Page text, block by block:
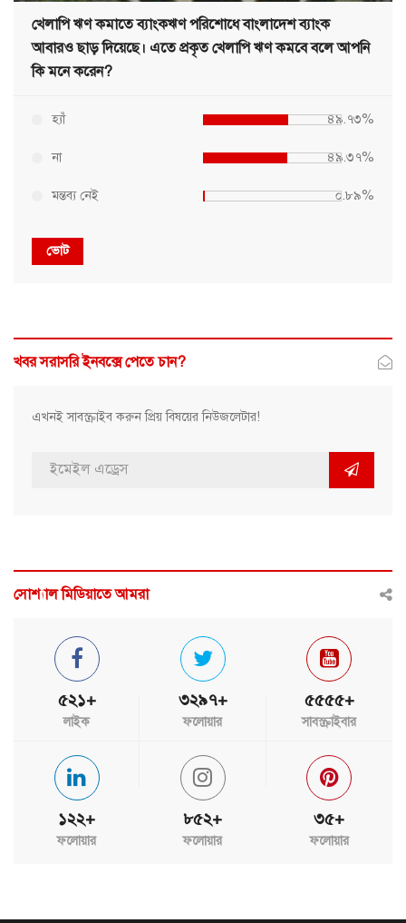
খেলাপি ঋণ কমাতে ব্যাংকঋণ পরিশোধে বাংলাদেশ ব্যাংক
আবারও ছাড় দিয়েছে। এতে প্রকৃত খেলাপি ঋণ কমবে বলে আপনি
কি মনে করেন?
হ্যাঁ ৪৯.৭৩%
না ৪৯.৩৭%
মন্তব্য নেই ০.৮৯%
ভোট
খবর সরাসরি ইনবক্সে পেতে চান?
এখনই সাবস্ক্রাইব করুন প্রিয় বিষয়ের নিউজলেটার!
সোশ্যাল মিডিয়াতে আমরা
৫২১+
লাইক
৩২৯৭+
ফলোয়ার
৫৫৫৫+
সাবস্ক্রাইবার
১২২+
ফলোয়ার
৮৫২+
ফলোয়ার
৩৫+
ফলোয়ার